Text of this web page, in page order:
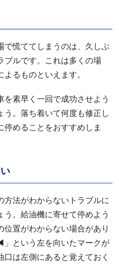
で慌ててしまうのは、久しぶ
ブルです。これは多くの場
るものといえます。
素早く一回で成功させよう
う。落ち着いて何度も修正し
停めることをおすすめしま
方法がわからないトラブルに
う。給油機に寄せて停めよう
位置がわからない場合があり
という左を向いたマークが
は左側にあると覚えておく